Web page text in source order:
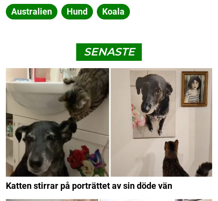
Australien Hund Koala
SENASTE
Katten stirrar på porträttet av sin döde vän